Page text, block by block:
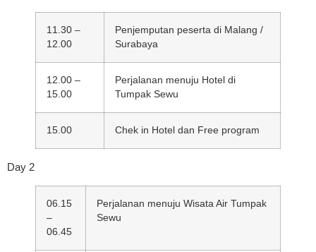
11.30 –
12.00
Penjemputan peserta di Malang /
Surabaya
12.00 –
15.00
Perjalanan menuju Hotel di
Tumpak Sewu
15.00 Chek in Hotel dan Free program
Day 2
06.15
–
06.45
Perjalanan menuju Wisata Air Tumpak
Sewu